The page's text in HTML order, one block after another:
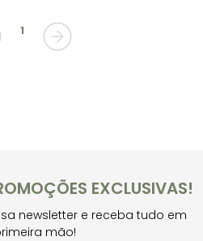
1
EXCLUSIVAS!
newsletter e receba tudo em
mão!